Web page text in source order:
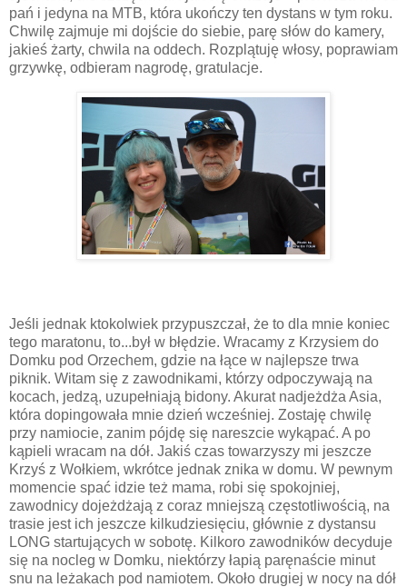
pań i jedyna na MTB, która ukończy ten dystans w tym roku.
Chwilę zajmuje mi dojście do siebie, parę słów do kamery,
jakieś żarty, chwila na oddech. Rozplątuję włosy, poprawiam
grzywkę, odbieram nagrodę, gratulacje.
Jeśli jednak ktokolwiek przypuszczał, że to dla mnie koniec
tego maratonu, to...był w błędzie. Wracamy z Krzysiem do
Domku pod Orzechem, gdzie na łące w najlepsze trwa
piknik. Witam się z zawodnikami, którzy odpoczywają na
kocach, jedzą, uzupełniają bidony. Akurat nadjeżdża Asia,
która dopingowała mnie dzień wcześniej. Zostaję chwilę
przy namiocie, zanim pójdę się nareszcie wykąpać. A po
kąpieli wracam na dół. Jakiś czas towarzyszy mi jeszcze
Krzyś z Wołkiem, wkrótce jednak znika w domu. W pewnym
momencie spać idzie też mama, robi się spokojniej,
zawodnicy dojeżdżają z coraz mniejszą częstotliwością, na
trasie jest ich jeszcze kilkudziesięciu, głównie z dystansu
LONG startujących w sobotę. Kilkoro zawodników decyduje
się na nocleg w Domku, niektórzy łapią paręnaście minut
snu na leżakach pod namiotem. Około drugiej w nocy na dół